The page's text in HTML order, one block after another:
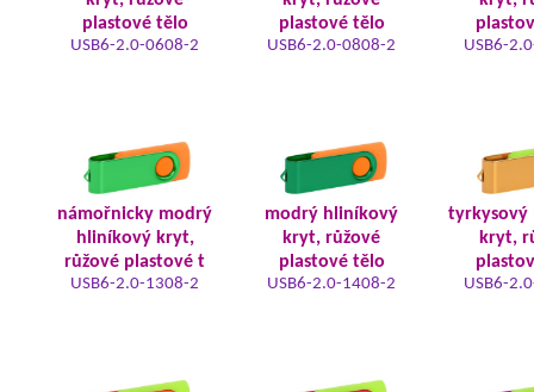
plastové tělo
USB6-2.0-0608-2
plastové tělo
USB6-2.0-0808-2 USB6-
námořnicky modrý
hliníkový kryt,
růžové plastové t
USB6-2.0-1308-2
modrý hliníkový
kryt, růžové
plastové tělo
USB6-2.0-1408-2
tyrkysový
kryt,
USB6-